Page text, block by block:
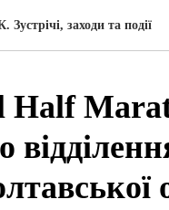
заходи та події
Half